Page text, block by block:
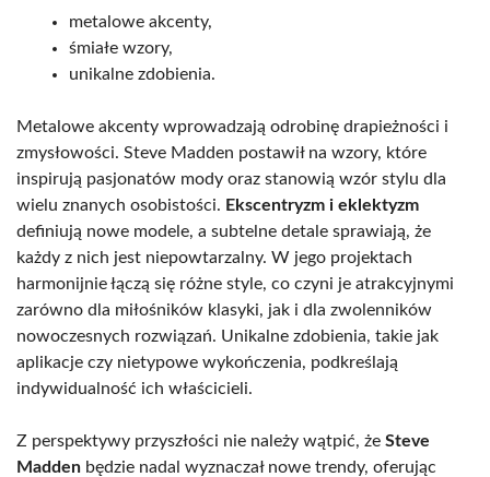
metalowe akcenty,
śmiałe wzory,
unikalne zdobienia.
Metalowe akcenty wprowadzają odrobinę drapieżności i
zmysłowości. Steve Madden postawił na wzory, które
inspirują pasjonatów mody oraz stanowią wzór stylu dla
wielu znanych osobistości. Ekscentryzm i eklektyzm
definiują nowe modele, a subtelne detale sprawiają, że
każdy z nich jest niepowtarzalny. W jego projektach
harmonijnie łączą się różne style, co czyni je atrakcyjnymi
zarówno dla miłośników klasyki, jak i dla zwolenników
nowoczesnych rozwiązań. Unikalne zdobienia, takie jak
aplikacje czy nietypowe wykończenia, podkreślają
indywidualność ich właścicieli.
Z perspektywy przyszłości nie należy wątpić, że Steve
Madden będzie nadal wyznaczał nowe trendy, oferując